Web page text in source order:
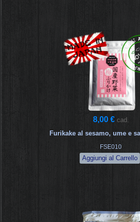
8,00 € cad.
Furikake al sesamo, ume e
FSE010